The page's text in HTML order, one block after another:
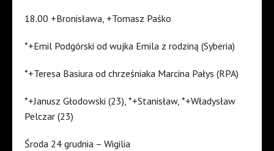
18.00 +Bronisława, +Tomasz Paśko
*+Emil Podgórski od wujka Emila z rodziną (Syberia)
*+Teresa Basiura od chrześniaka Marcina Pałys (RPA)
*+Janusz Głodowski (23), *+Stanisław, *+Władysław
Pelczar (23)
Środa 24 grudnia – Wigilia